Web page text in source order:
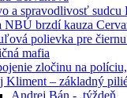
a spravodlivosť sudcu
NBÚ brzdí kauza
polievka pre čiernu
mafia
zločinu na
Kliment – základný
Andrej Bán - .týždeň